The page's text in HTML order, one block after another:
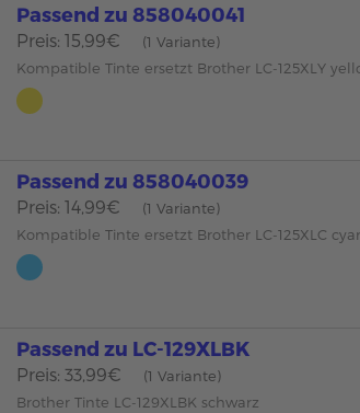
Passend zu 858040041
Preis: 15,99€
(1 Variante)
Kompatible Tinte ersetzt Brother LC-125XLY
Passend zu 858040039
Preis: 14,99€
(1 Variante)
Kompatible Tinte ersetzt Brother LC-125XLC
Passend zu LC-129XLBK
Preis: 33,99€
(1 Variante)
Brother Tinte LC-129XLBK schwarz